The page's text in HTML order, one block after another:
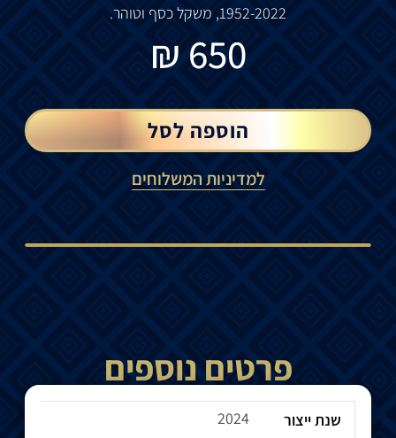
1952-2022, משקלכסף וטוהר.
650
₪
הוספה לסל
למדיניות המשלוחים
פרטים נוספים
שנת ייצור
2024